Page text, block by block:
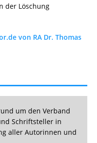
der Löschung
von RA Dr. Thomas
um den Verband
Schriftsteller in
aller Autorinnen und